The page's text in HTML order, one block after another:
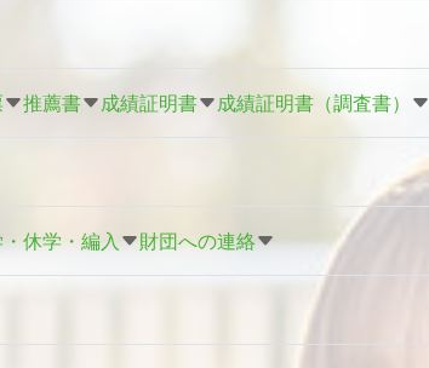
推薦書 成績証明書 成績証明書（調査書）
休学・編入 財団への連絡